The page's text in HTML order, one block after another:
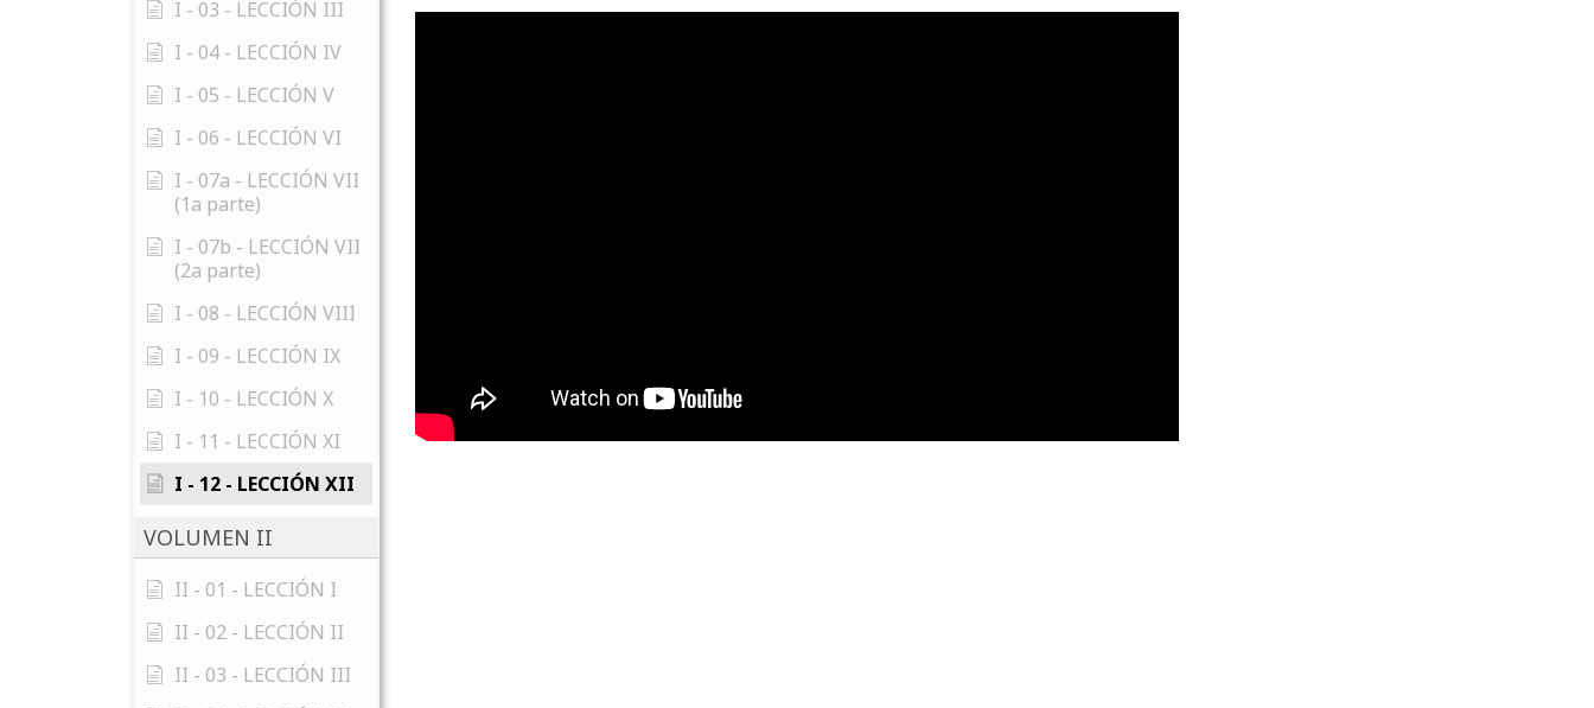
I - 03 - LECCIÓN III
I - 04 - LECCIÓN IV
I - 05 - LECCIÓN V
I - 06 - LECCIÓN VI
I - 07a - LECCIÓN VII
(1a parte)
I - 07b - LECCIÓN VII
(2a parte)
I - 08 - LECCIÓN VIII
I - 09 - LECCIÓN IX
I - 10 - LECCIÓN X
I - 11 - LECCIÓN XI
I - 12 - LECCIÓN XII
VOLUMEN II
II - 01 - LECCIÓN I
II - 02 - LECCIÓN II
II - 03 - LECCIÓN III